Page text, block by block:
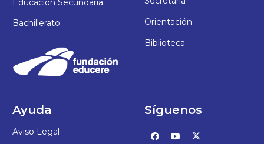
Educación Secundaria
Bachillerato
Orientación
Biblioteca
Ayuda
Aviso Legal
Síguenos